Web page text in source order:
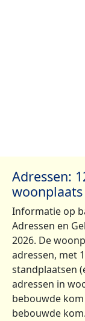
Adressen:
Informatie op
Adressen en
2026. De
adressen, met
standplaatsen
adressen in
bebouwde
bebouwde kom.